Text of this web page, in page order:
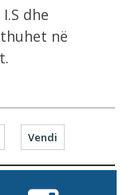
dhe
në
Vendi